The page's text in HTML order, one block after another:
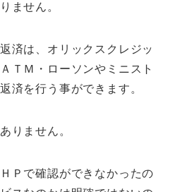
ません。
済は、オリックスクレジッ
ＴＭ・ローソンやミニスト
済を行う事ができます。
りません。
Ｐで確認ができなかったの